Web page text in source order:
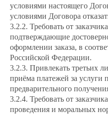
условиями настоящего
условиями Договора
3.2.2. Требовать от
подтверждающие
оформлении заказа, в
Российской Федерации.
3.2.3. Привлекать третьих
приёма платежей за услуги
предварительного
3.2.4. Требовать от
проведения и моральных